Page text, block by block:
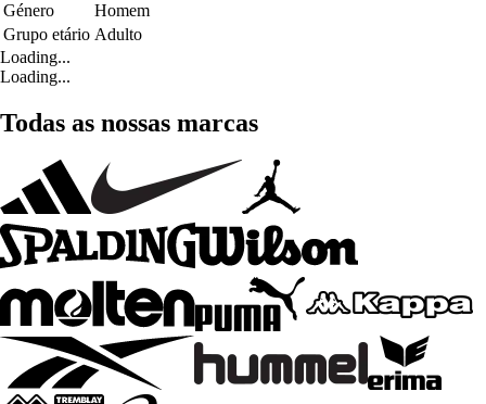
Género
Homem
Grupo etário Adulto
Loading...
Loading...
Todas as nossas marcas